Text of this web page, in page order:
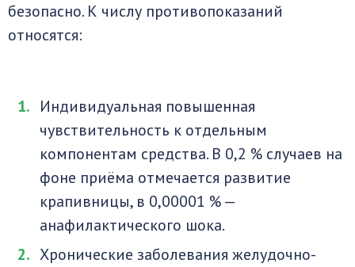
безопасно. К числу противопоказаний
относятся:
Индивидуальная повышенная
чувствительность к отдельным
компонентам средства. В 0,2 % случаев на
фоне приёма отмечается развитие
крапивницы, в 0,00001 % —
анафилактического шока.
Хронические заболевания желудочно-